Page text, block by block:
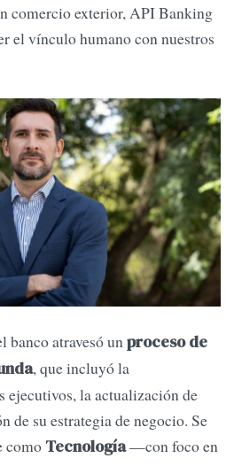
comercio exterior, API Banking
el vínculo humano con nuestros
banco atravesó unproceso de
, que incluyó la
ejecutivos, la actualización de
de su estrategia de negocio. Se
como Tecnología—con foco en